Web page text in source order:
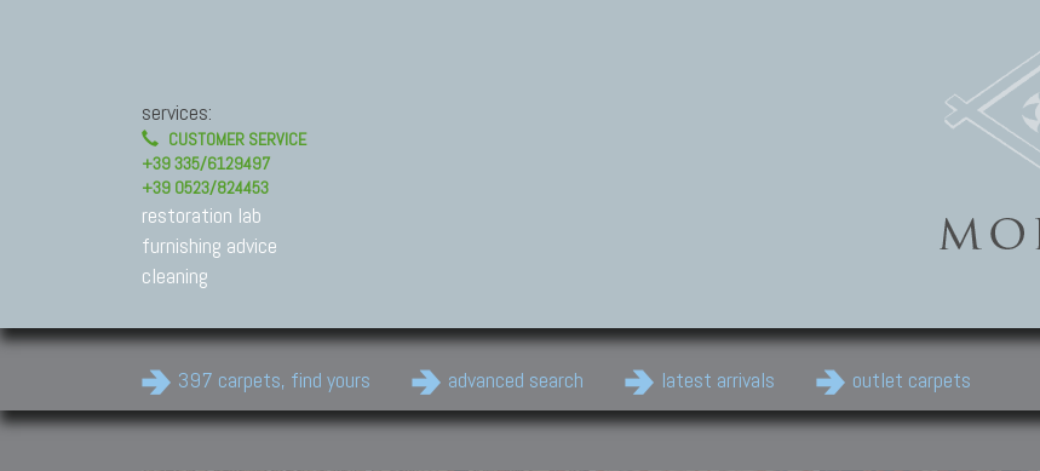
services:
CUSTOMER SERVICE
+39 335/6129497
+39 0523/824453
restoration lab
furnishing advice
cleaning
397 carpets, find yours advanced search latest arrivals outlet carpets